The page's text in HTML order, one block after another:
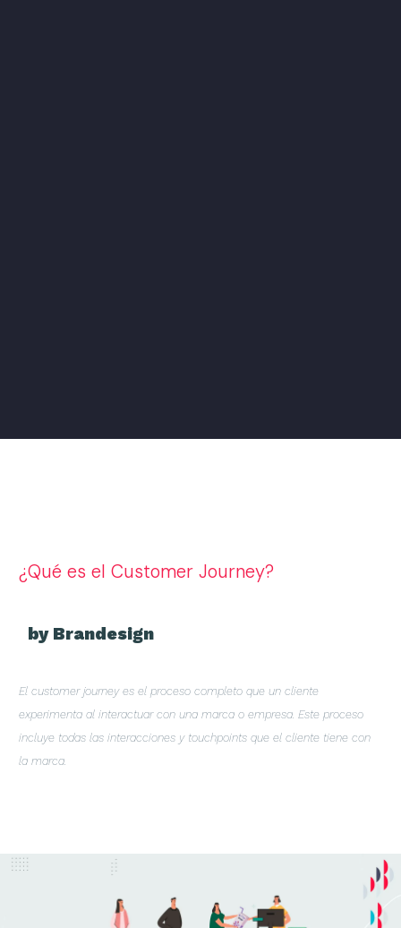
¿Qué es el Customer Journey?
by Brandesign
El customer journey es el proceso completo que un cliente
experimenta al interactuar con una marca o empresa. Este proceso
incluye todas las interacciones y touchpoints que el cliente tiene con
la marca.